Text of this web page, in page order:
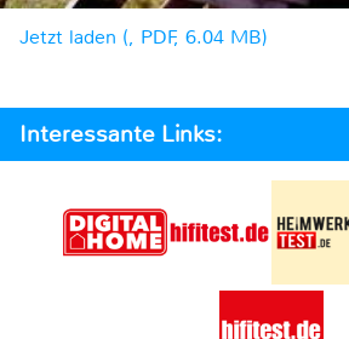
Jetzt laden (, PDF, 6.04 MB)
Interessante Links: